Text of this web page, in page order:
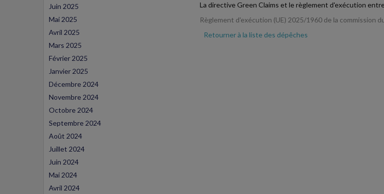
Juin 2025
Mai 2025
Avril 2025
Mars 2025
Février 2025
Janvier 2025
Décembre 2024
Novembre 2024
Octobre 2024
Septembre 2024
Août 2024
Juillet 2024
Juin 2024
Mai 2024
Avril 2024
La directive Green Claims et le règlement d'exécution
Règlement d'exécution (UE) 2025/1960 de la commission
Retourner à la liste des dépêches